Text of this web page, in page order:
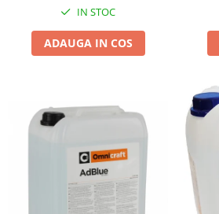
Suporti si placi prindere
IN STOC
ADAUGA IN COS